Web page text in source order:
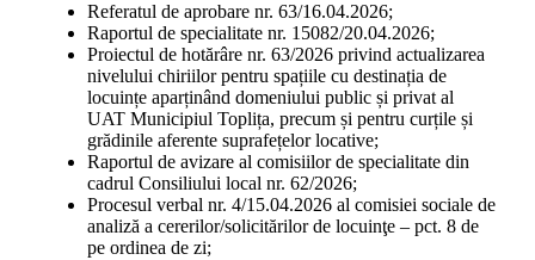
Referatul de aprobare nr. 63/16.04.2026;
Raportul de specialitate nr. 15082/20.04.2026;
Proiectul de hotărâre nr. 63/2026 privind actualizarea
nivelului chiriilor pentru spațiile cu destinația de
locuințe aparținând domeniului public și privat al
UAT Municipiul Toplița, precum și pentru curțile și
grădinile aferente suprafețelor locative;
Raportul de avizare al comisiilor de specialitate din
cadrul Consiliului local nr. 62/2026;
Procesul verbal nr. 4/15.04.2026 al comisiei sociale de
analiză a cererilor/solicitărilor de locuinţe – pct. 8 de
pe ordinea de zi;